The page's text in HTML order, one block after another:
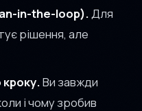
in-the-loop).Для
рішення, але
Ви завжди
і чому зробив